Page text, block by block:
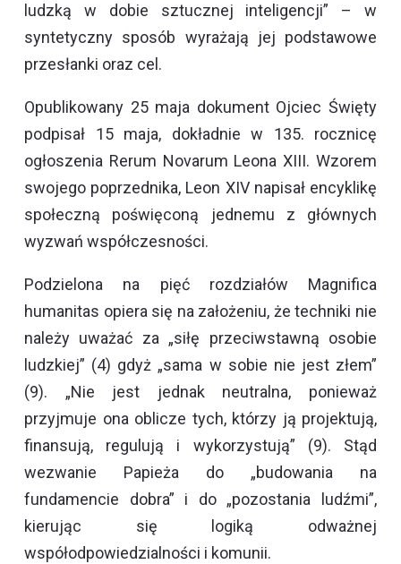
ludzką w dobie sztucznej inteligencji” – w
syntetyczny sposób wyrażają jej podstawowe
przesłanki oraz cel.
Opublikowany 25 maja dokument Ojciec Święty
podpisał 15 maja, dokładnie w 135. rocznicę
ogłoszenia Rerum Novarum Leona XIII. Wzorem
swojego poprzednika, Leon XIV napisał encyklikę
społeczną poświęconą jednemu z głównych
wyzwań współczesności.
Podzielona na pięć rozdziałów Magnifica
humanitas opiera się na założeniu, że techniki nie
należy uważać za „siłę przeciwstawną osobie
ludzkiej” (4) gdyż „sama w sobie nie jest złem”
(9). „Nie jest jednak neutralna, ponieważ
przyjmuje ona oblicze tych, którzy ją projektują,
finansują, regulują i wykorzystują” (9). Stąd
wezwanie Papieża do „budowania na
fundamencie dobra” i do „pozostania ludźmi”,
kierując się logiką odważnej
współodpowiedzialności i komunii.